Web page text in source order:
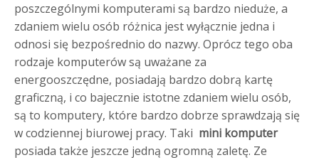
poszczególnymi komputerami są bardzo nieduże, a
zdaniem wielu osób różnica jest wyłącznie jedna i
odnosi się bezpośrednio do nazwy. Oprócz tego oba
rodzaje komputerów są uważane za
energooszczędne, posiadają bardzo dobrą kartę
graficzną, i co bajecznie istotne zdaniem wielu osób,
są to komputery, które bardzo dobrze sprawdzają się
w codziennej biurowej pracy. Taki mini komputer
posiada także jeszcze jedną ogromną zaletę. Ze